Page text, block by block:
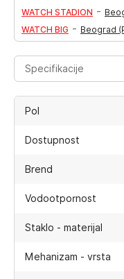
WATCH STADION -
WATCH BIG - Beograd
Specifikacije
Pol
Dostupnost
Brend
Vodootpornost
Staklo - materijal
Mehanizam - vrsta